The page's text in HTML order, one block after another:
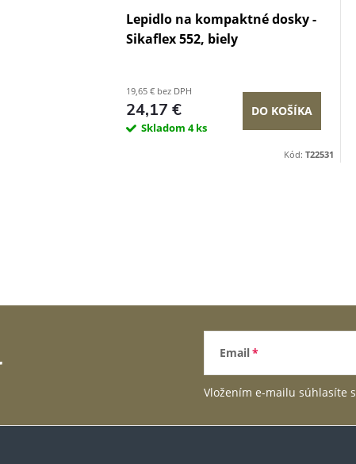
Lepidlo na kompaktné dosky -
Sikaflex 552, biely
19,65 € bez DPH
24,17 €
Skladom 4 ks
DO KOŠÍKA
Kód: T22531
Email
Vložením e-mailu súhlasíte s